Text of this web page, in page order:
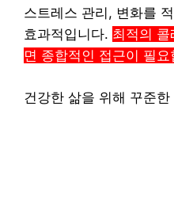
스트레스 관리, 변화를
효과적입니다. 최적의 콜
면 종합적인 접근이 필요
건강한 삶을 위해 꾸준